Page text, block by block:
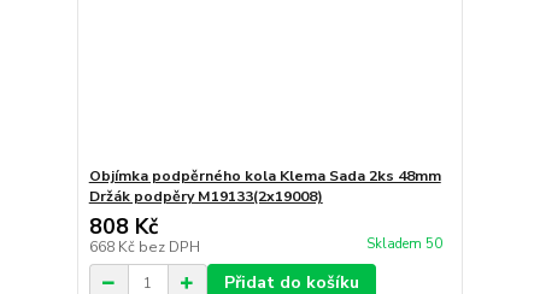
Objímka podpěrného kola Klema Sada 2ks 48mm
Držák podpěry M19133(2x19008)
808 Kč
668 Kč bez DPH Skladem 50
Přidat do košíku